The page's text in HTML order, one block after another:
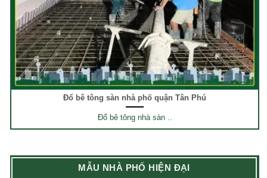
Đổ bê tông sàn nhà phố quận Tân Phú
Đổ bê tông nhà sàn ..
MẪU NHÀ PHỐ HIỆN ĐẠI